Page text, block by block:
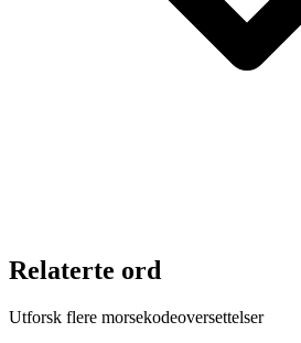
Relaterte ord
Utforsk flere morsekodeoversettelser